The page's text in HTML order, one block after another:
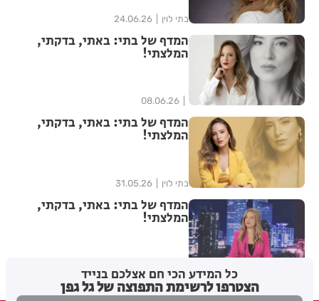
בתי לוין 24.06.26
המדף של בתי: באתי, בדקתי,
המלצתי!
08.06.26
המדף של בתי: באתי, בדקתי,
המלצתי!
בתי לוין 31.05.26
המדף של בתי: באתי, בדקתי,
המלצתי!
כל המידע הכי חם אצלכם בנייד
הצטרפו לרשימת התפוצה של גל גפן